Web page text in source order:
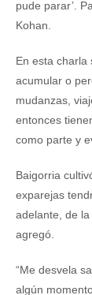
pude parar’.
Kohan.
En esta charla
acumular o
mudanzas,
entonces
como parte y
Baigorria
exparejas
adelante, de la
agregó.
“Me desvela
algún